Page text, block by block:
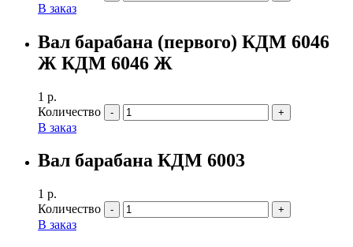
В заказ
Вал барабана (первого) КДМ 6046
Ж КДМ 6046 Ж
1 р.
Количество
В заказ
Вал барабана КДМ 6003
1 р.
Количество
В заказ